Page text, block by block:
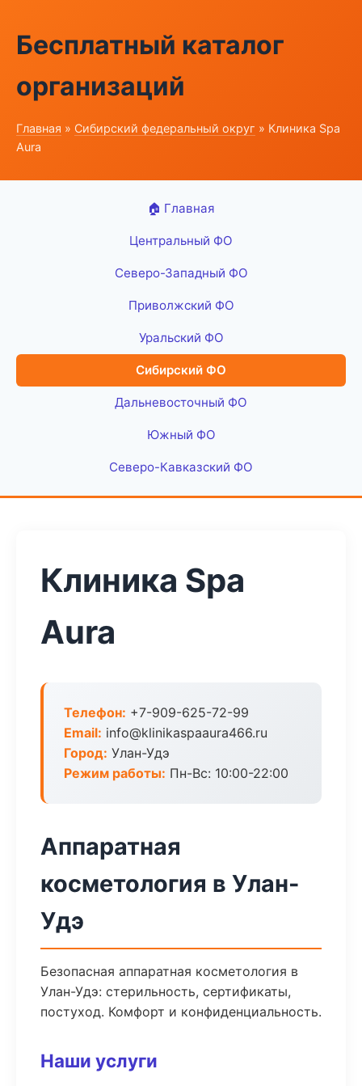
Бесплатный каталог
организаций
Главная » Сибирский федеральный округ » Клиника Spa
Aura
🏠 Главная
Центральный ФО
Северо-Западный ФО
Приволжский ФО
Уральский ФО
Сибирский ФО
Дальневосточный ФО
Южный ФО
Северо-Кавказский ФО
Клиника Spa
Aura
Телефон: +7-909-625-72-99
Email: info@klinikaspaaura466.ru
Город: Улан-Удэ
Режим работы: Пн-Вс: 10:00-22:00
Аппаратная
косметология в Улан-
Удэ
Безопасная аппаратная косметология в
Улан-Удэ: стерильность, сертификаты,
постуход. Комфорт и конфиденциальность.
Наши услуги